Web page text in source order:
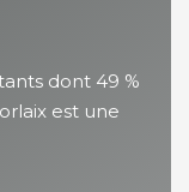
dont 49 %
est une